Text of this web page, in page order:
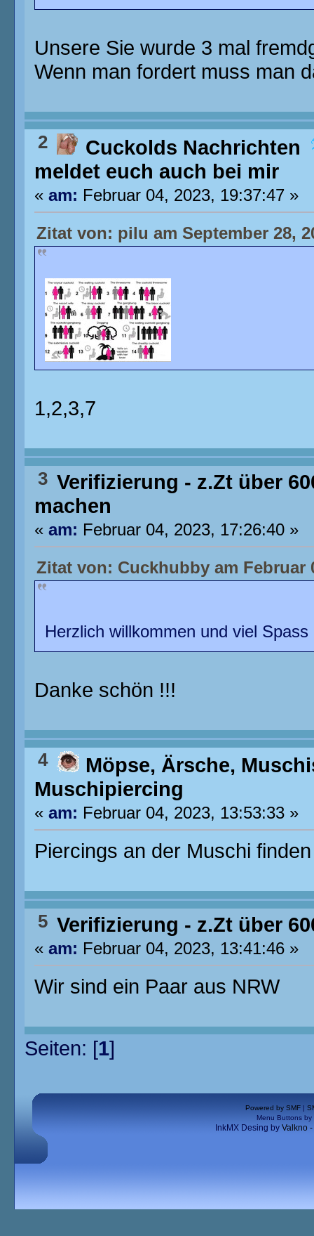
Unsere Sie wurde 3 mal
Wenn man fordert muss man
2
Cuckolds Nachrichten
meldet euch auch bei mir
«am: Februar 04, 2023, 19:37:47 »
Zitat von: pilu am September 28,
1,2,3,7
3 Verifizierung - z.Zt über
machen
«am: Februar 04, 2023, 17:26:40 »
Zitat von: Cuckhubby am Februar
Herzlich willkommen und viel Spass
Danke schön !!!
4
Möpse, Ärsche,
Muschipiercing
«am: Februar 04, 2023, 13:53:33 »
Piercings an der Muschi
5 Verifizierung - z.Zt über
«am: Februar 04, 2023, 13:41:46 »
Wir sind ein Paar aus NRW
Seiten: [1]
Powered by SMF |
Menu Buttons by
InkMX Desing by Valkno